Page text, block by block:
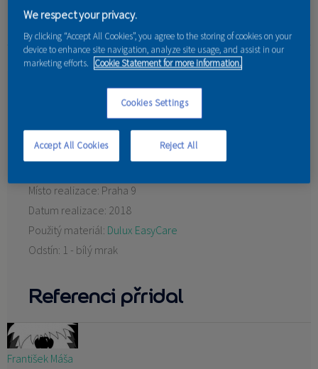
PRODUKTOVÉ NOVINKY
PORADENSTVÍ
AKCE A NOVINKY
PARTNEŘI
Jste zde
Domov»Referencie»František Máša
Výmalba pokoje
Místo realizace: Praha 9
Datum realizace: 2018
Použitý materiál: Dulux EasyCare
Odstín: 1 - bílý mrak
Referenci přridal
František Máša
We respect your privacy.
By clicking “Accept All Cookies”, you agree to the storing of cookies on your
device to enhance site navigation, analyze site usage, and assist in our
marketing efforts. Cookie Statement for more information.
Cookies Settings
Reject All
Accept All Cookies